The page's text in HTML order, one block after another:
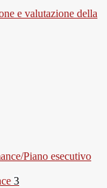
e valutazione della
Piano esecutivo
3